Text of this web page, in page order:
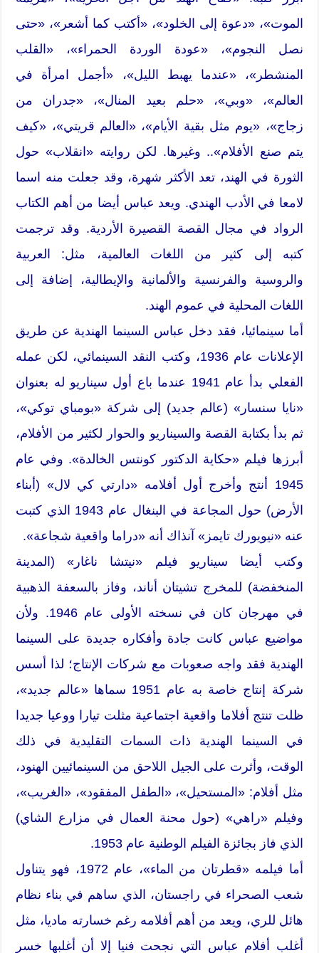
الموت»، «دعوة إلى الخلود»، «أكتب كما أشعر»، «حتى
نصل النجوم»، «عودة الوردة الحمراء»، «القلب
المنشطر»، «عندما يهبط الليل»، «أجمل امرأة في
العالم»، «وبي»، «حلم بعيد المنال»، «جدران من
زجاج»، «يوم مثل بقية الأيام»، «العالم قريتي»، «كيف
يتم صنع الأفلام».. وغيرها. لكن روايته «انقلاب» حول
الثورة في الهند، تعد الأكثر شهرة، وقد جعلت منه اسما
لامعا في الأدب الهندي. ويعد عباس أيضا من أهم الكتاب
الرواد في مجال القصة القصيرة الأردية. وقد ترجمت
كتبه إلى كثير من اللغات العالمية، مثل: العربية
والروسية والفرنسية والألمانية والإيطالية، إضافة إلى
اللغات المحلية في عموم الهند.
أما سينمائيا، فقد دخل عباس السينما الهندية عن طريق
الإعلانات عام 1936، وكتب النقد السينمائي، لكن عمله
الفعلي بدأ عام 1941 عندما باع أول سيناريو له بعنوان
«نايا سنسار» (عالم جديد) إلى شركة «بومباي توكي»،
ثم بدأ بكتابة القصة والسيناريو والحوار لكثير من الأفلام،
أبرزها فيلم «حكاية الدكتور كونتس الخالدة». وفي عام
1945 أنتج وأخرج أول أفلامه «دارتي كي لال» (أبناء
الأرض) حول المجاعة في البنغال عام 1943 الذي كتبت
عنه «نيويورك تايمز» آنذاك أنه «دراما واقعية شجاعة».
وكتب أيضا سيناريو فيلم «نيتشا ناغار» (المدينة
المنخفضة) للمخرج تشيتان أناند، وفاز بالسعفة الذهبية
في مهرجان كان في نسخته الأولى عام 1946. ولأن
مواضيع عباس كانت جادة وأفكاره جديدة على السينما
الهندية فقد واجه صعوبات مع شركات الإنتاج؛ لذا أسس
شركة إنتاج خاصة به عام 1951 سماها «عالم جديد»،
ظلت تنتج أفلاما واقعية اجتماعية مثلت تيارا ووعيا جديدا
في السينما الهندية ذات السمات التقليدية في ذلك
الوقت، وأثرت على الجيل اللاحق من السينمائيين الهنود،
مثل أفلام: «المستحيل»، «الطفل المفقود»، «الغريب»،
وفيلم «راهي» (حول محنة العمال في مزارع الشاي)
الذي فاز بجائزة الفيلم الوطنية عام 1953.
أما فيلمه «قطرتان من الماء»، عام 1972، فهو يتناول
شعب الصحراء في راجستان، الذي ساهم في بناء نظام
هائل للري، ويعد من أهم أفلامه رغم خسارته ماديا، مثل
أغلب أفلام عباس التي نجحت فنيا إلا أن أغلبها خسر